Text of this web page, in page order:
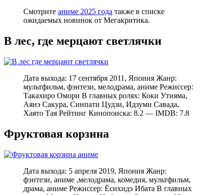
Смотрите аниме 2025 года также в списке
ожидаемых новинок от Мегакритика.
В лес, где мерцают светлячки
Дата выхода: 17 сентября 2011, Япония Жанр:
мультфильм, фэнтези, мелодрама, аниме Режиссер:
Такахиро Омори В главных ролях: Коки Утияма,
Аянэ Сакура, Синпати Цудзи, Идзуми Савада,
Хаято Тая Рейтинг Кинопоиска: 8.2 — IMDB: 7.8
Фруктовая корзина
Дата выхода: 5 апреля 2019, Япония Жанр:
фэнтези, аниме ,мелодрама, комедия, мультфильм,
драма, аниме Режиссер: Ёсихидэ Ибата В главных